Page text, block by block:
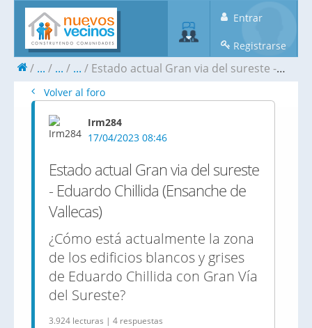
Entrar
Registrarse
... ... ... Estado actual Gran via del sureste - Eduardo Chillida (Ensanche de Vallecas)
Volver al foro
Irm284
17/04/2023 08:46
Estado actual Gran via del sureste
- Eduardo Chillida (Ensanche de
Vallecas)
¿Cómo está actualmente la zona
de los edificios blancos y grises
de Eduardo Chillida con Gran Vía
del Sureste?
3.924 lecturas | 4 respuestas